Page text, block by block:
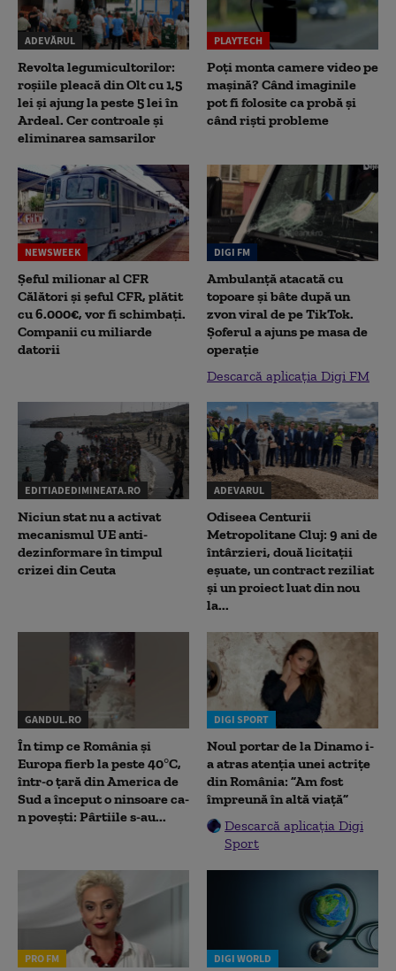
ADEVĂRUL
Revolta legumicultorilor:
roșiile pleacă din Olt cu 1,5
lei și ajung la peste 5 lei în
Ardeal. Cer controale și
eliminarea samsarilor
PLAYTECH
Poți monta camere video pe
mașină? Când imaginile
pot fi folosite ca probă și
când riști probleme
NEWSWEEK
Șeful milionar al CFR
Călători și șeful CFR, plătit
cu 6.000€, vor fi schimbați.
Companii cu miliarde
datorii
DIGI FM
Ambulanță atacată cu
topoare și bâte după un
zvon viral de pe TikTok.
Șoferul a ajuns pe masa de
operație
Descarcă aplicația Digi FM
EDITIADEDIMINEATA.RO
Niciun stat nu a activat
mecanismul UE anti-
dezinformare în timpul
crizei din Ceuta
ADEVARUL
Odiseea Centurii
Metropolitane Cluj: 9 ani de
întârzieri, două licitații
eșuate, un contract reziliat
și un proiect luat din nou
la...
GANDUL.RO
În timp ce România și
Europa fierb la peste 40°C,
într-o țară din America de
Sud a început o ninsoare ca-
n povești: Pârtiile s-au...
DIGI SPORT
Noul portar de la Dinamo i-
a atras atenția unei actrițe
din România: ”Am fost
împreună în altă viață”
Descarcă aplicația Digi
Sport
PRO FM DIGI WORLD